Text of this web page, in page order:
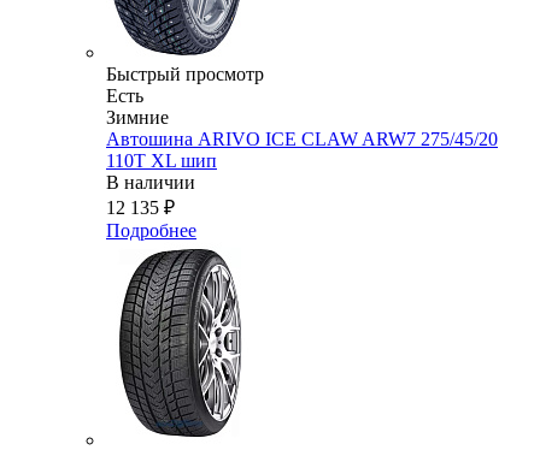
Быстрый просмотр
Есть
Зимние
Автошина ARIVO ICE CLAW ARW7 275/45/20
110T XL шип
В наличии
12 135 ₽
Подробнее